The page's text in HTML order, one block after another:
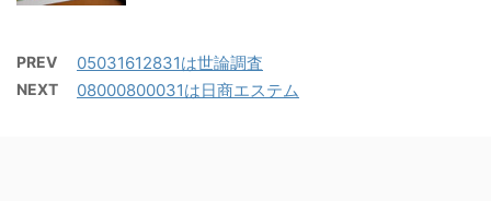
PREV 05031612831は世論調査
NEXT 08000800031は日商エステム